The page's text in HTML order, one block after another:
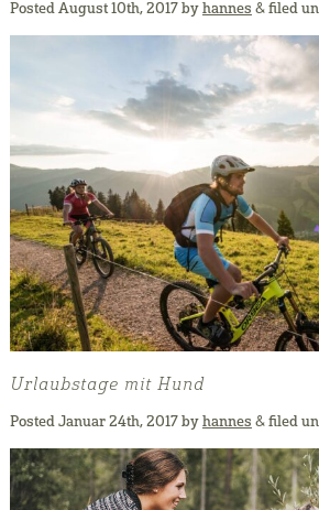
Posted August 10th, 2017by hannes &filed
Urlaubstage mit Hund
Posted Januar 24th, 2017by hannes &filed